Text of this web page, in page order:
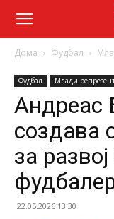
Дома Фудбал
Фудбал Млади
Андреас
создава
за
22.05.2026 13:30